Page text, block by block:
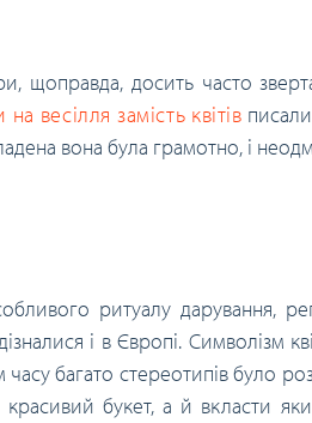
щоправда, досить часто
весілля замість квітів
вона була грамотно, і
ритуалу дарування,
і в Європі. Символізм
часу багато стереотипів було
букет, а й вкласти